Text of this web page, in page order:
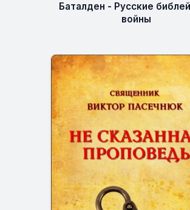
Баталден - Русские
войны